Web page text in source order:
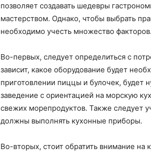
позволяет создавать шедевры
мастерством. Однако, чтобы выбрать
необходимо учесть множество факторов.
Во-первых, следует определиться с
зависит, какое оборудование будет
приготовлении пиццы и булочек, будет
заведение с ориентацией на морскую
свежих морепродуктов. Также следует
должны выполнять кухонные приборы.
Во-вторых, стоит обратить внимание на